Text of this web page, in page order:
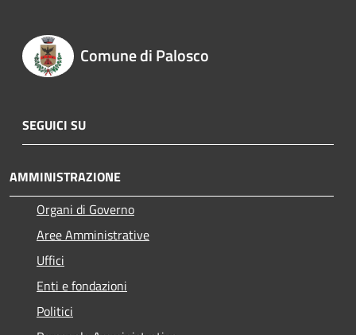
Comune di Palosco
SEGUICI SU
AMMINISTRAZIONE
Organi di Governo
Aree Amministrative
Uffici
Enti e fondazioni
Politici